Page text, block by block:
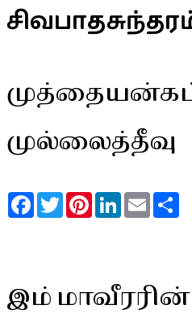
முல்லைத்தீவு
FacebookTwitterPinterestLinkedInEmail
இம் மாவீரரின்